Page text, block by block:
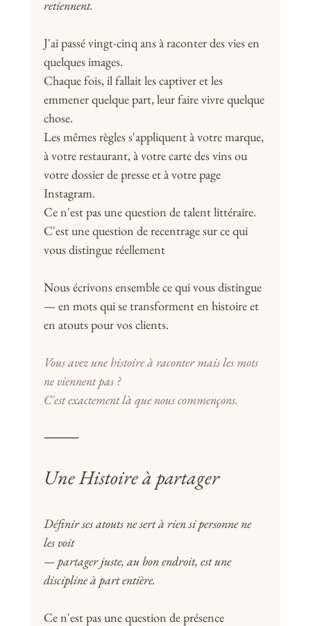
retiennent.
J'ai passé vingt-cinq ans à raconter des vies en
quelques images.
Chaque fois, il fallait les captiver et les
emmener quelque part, leur faire vivre quelque
chose.
Les mêmes règles s'appliquent à votre marque,
à votre restaurant, à votre carte des vins ou
votre dossier de presse et à votre page
Instagram.
Ce n'est pas une question de talent littéraire.
C'est une question de recentrage sur ce qui
vous distingue réellement
Nous écrivons ensemble ce qui vous distingue
— en mots qui se transforment en histoire et
en atouts pour vos clients.
Vous avez une histoire à raconter mais les mots
ne viennent pas ?
C'est exactement là que nous commençons.
⸻
Une Histoire à partager
Définir ses atouts ne sert à rien si personne ne
les voit
— partager juste, au bon endroit, est une
discipline à part entière.
Ce n'est pas une question de présence